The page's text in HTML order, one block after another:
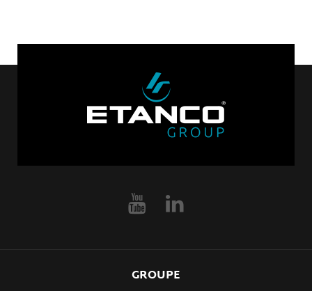
GROUPE